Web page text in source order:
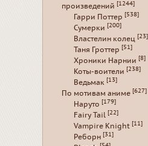
произведений [1244]
Гарри Поттер [538]
Сумерки [200]
Властелин колец [23]
Таня Гроттер [51]
Хроники Нарнии [8]
Коты-воители [238]
Ведьмак [13]
По мотивам аниме [627]
Наруто [179]
Fairy Tail [22]
Vampire Knight [11]
Реборн [31]